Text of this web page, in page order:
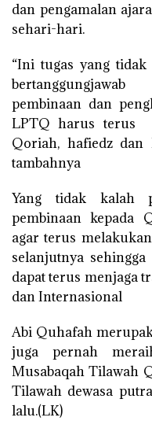
dan pengamalan
sehari-hari.
“Ini tugas yang tidak
pembinaan dan
LPTQ harus terus
Qoriah, hafiedz dan
tambahnya
Yang tidak kalah
pembinaan kepada
agar terus
selanjutnya
dapat terus menjaga
dan Internasional
Abi Quhafah
juga pernah
Musabaqah Tilawah
Tilawah dewasa
lalu.(LK)